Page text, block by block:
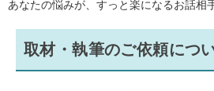
あなたの悩みが、すっと楽になるお話相手
取材・執筆のご依頼につ